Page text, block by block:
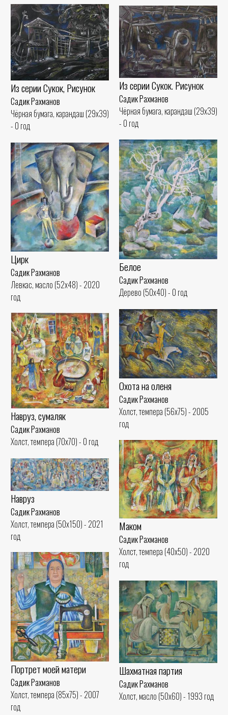
Из серии Сукок, Рисунок
Садик Рахманов
Чёрная бумага, карандаш (29x39)
- 0 год
Из серии Сукок. Рисунок
Садик Рахманов
Чёрная бумага, карандаш (29x39)
- 0 год
Белое
Садик Рахманов
Дерево (50x40) - 0 год
Цирк
Садик Рахманов
Левкас, масло (52x48) - 2020
год
Охота на оленя
Садик Рахманов
Холст, темпера (56x75) - 2005
год
Навруз, сумаляк
Садик Рахманов
Холст, темпера (70x70) - 0 год
Маком
Садик Рахманов
Холст, темпера (40x50) - 2020
год
Навруз
Садик Рахманов
Холст, темпера (50x150) - 2021
год
Портрет моей матери
Садик Рахманов
Холст, темпера (85x75) - 2007
год
Шахматная партия
Садик Рахманов
Холст, масло (50x60) - 1993 год